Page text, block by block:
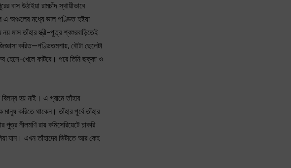
বাস উঠাইয়া রামচাঁদ স্থায়ীভাবে
এ অঞ্চলের মধ্যে ভাল পণ্ডিত হইয়া
মাস তাঁহার স্ত্রী-পুত্র শ্বশুরবাড়িতেই
করিত—পণ্ডিতমশায়, বৌটা ছেলেটা
হেসে-খেলে কাটবে। পরে তিনি ছক্কা ও
হয় নাই। এ গ্রামে তাঁহার
করিতে থাকেন। তাঁহার পূর্বে তাঁহার
নীলমণি রায় কমিসেরিয়েটে চাকরি
যান। এখন তাঁহাদের ভিটাতে আর কেহ